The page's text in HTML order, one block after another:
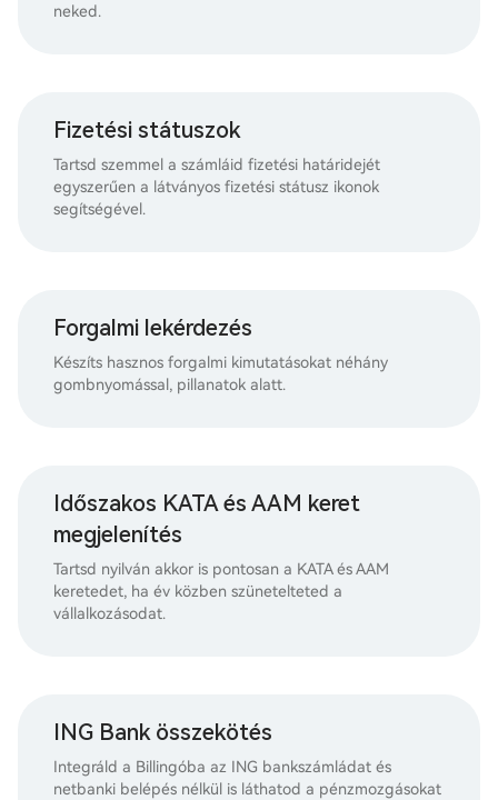
neked.
Fizetési státuszok
Tartsd szemmel a számláid fizetési határidejét
egyszerűen a látványos fizetési státusz ikonok
segítségével.
Forgalmi lekérdezés
Készíts hasznos forgalmi kimutatásokat néhány
gombnyomással, pillanatok alatt.
Időszakos KATA és AAM keret
megjelenítés
Tartsd nyilván akkor is pontosan a KATA és AAM
keretedet, ha év közben szünetelteted a
vállalkozásodat.
ING Bank összekötés
Integráld a Billingóba az ING bankszámládat és
netbanki belépés nélkül is láthatod a pénzmozgásokat